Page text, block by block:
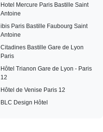
Hotel Mercure Paris Bastille Saint
Antoine
ibis Paris Bastille Faubourg Saint
Antoine
Citadines Bastille Gare de Lyon
Paris
Hôtel Trianon Gare de Lyon - Paris
12
Hôtel de Venise Paris 12
BLC Design Hôtel